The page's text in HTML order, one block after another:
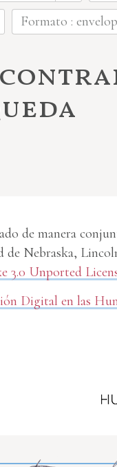
Formato :
de manera
de Nebraska,
3.0 Unported
Digital en las